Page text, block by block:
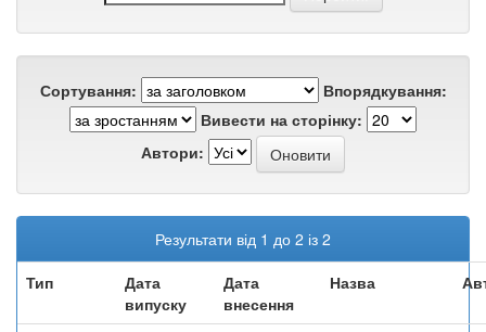
Сортування:
Впорядкування:
Вивести на сторінку:
Автори:
Результати від 1 до 2 із 2
Тип
Дата
випуску
Дата
внесення
Назва